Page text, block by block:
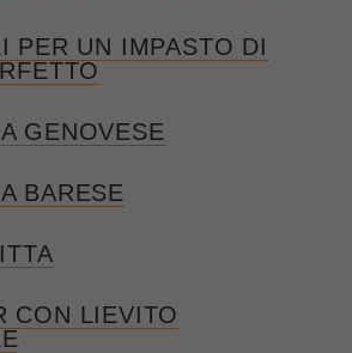
PER UN IMPASTO DI
GENOVESE
BARESE
CON LIEVITO